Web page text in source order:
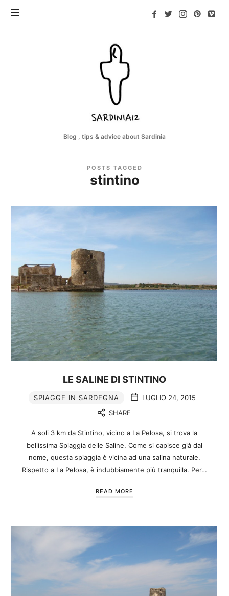
Blog , tips & advice about Sardinia
POSTS TAGGED
stintino
LE SALINE DI STINTINO
SPIAGGE IN SARDEGNA
LUGLIO 24, 2015
SHARE
A soli 3 km da Stintino, vicino a La Pelosa, si trova la
bellissima Spiaggia delle Saline. Come si capisce già dal
nome, questa spiaggia è vicina ad una salina naturale.
Rispetto a La Pelosa, è indubbiamente più tranquilla. Per…
READ MORE